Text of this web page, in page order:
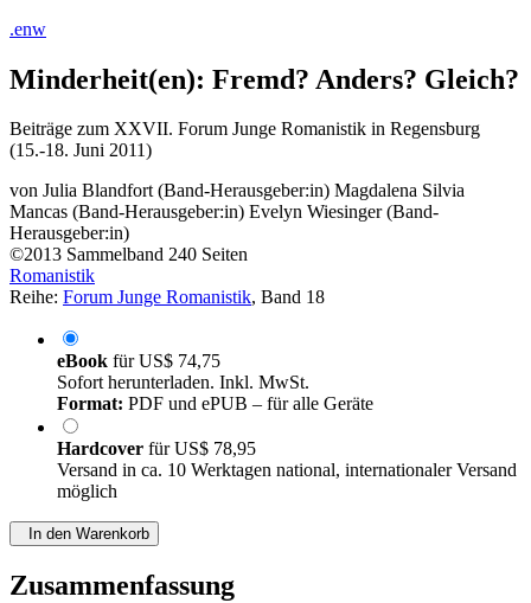
.enw
Minderheit(en): Fremd? Anders? Gleich?
Beiträge zum XXVII. Forum Junge Romanistik in Regensburg
(15.-18. Juni 2011)
von Julia Blandfort (Band-Herausgeber:in) Magdalena Silvia
Mancas (Band-Herausgeber:in) Evelyn Wiesinger (Band-
Herausgeber:in)
©2013 Sammelband 240 Seiten
Romanistik
Reihe: Forum Junge Romanistik, Band 18
eBook fürUS$ 74,75
Sofort herunterladen. Inkl. MwSt.
Format: PDF und ePUB – für alle Geräte
Hardcover fürUS$ 78,95
Versand in ca. 10 Werktagen national, internationaler Versand
möglich
In den Warenkorb
Zusammenfassung